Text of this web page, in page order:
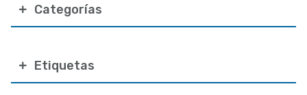
Categorías
Etiquetas